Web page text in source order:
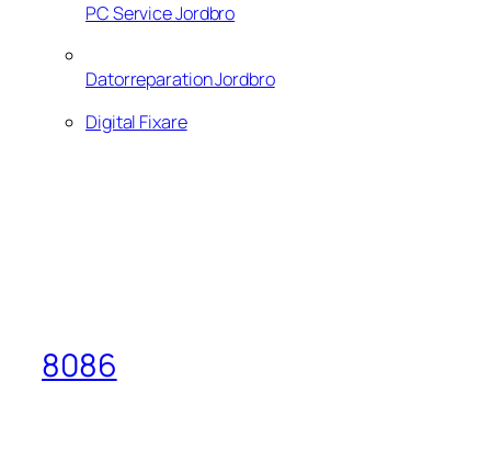
PC Service Jordbro
Datorreparation Jordbro
Digital Fixare
8086